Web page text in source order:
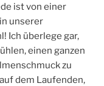
ist von einer
unserer
Ich überlege gar,
einen ganzen
zu
dem Laufenden,